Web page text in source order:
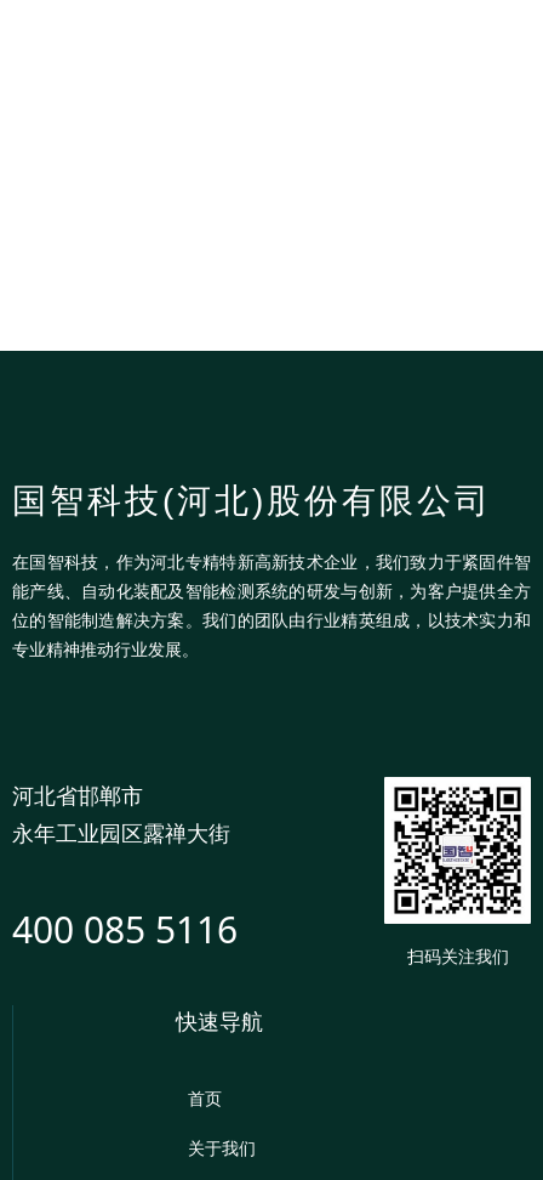
国智科技(河北)股份有限公司
在国智科技，作为河北专精特新高新技术企业，我们致力于紧固件智
能产线、自动化装配及智能检测系统的研发与创新，为客户提供全方
位的智能制造解决方案。我们的团队由行业精英组成，以技术实力和
专业精神推动行业发展。
河北省邯郸市
永年工业园区露禅大街
400 085 5116
扫码关注我们
快速导航
首页
关于我们